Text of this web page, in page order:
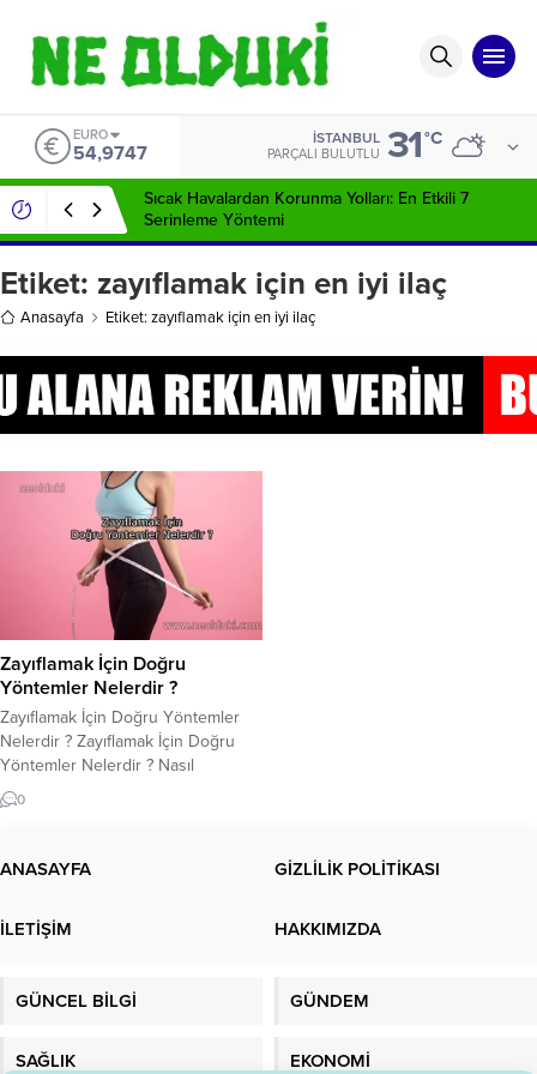
EURO
54,9747
İSTANBUL
PARÇALI BULUTLU 31°C
Sıcak Havalardan Korunma Yolları: En Etkili 7
Serinleme Yöntemi
Etiket: zayıflamak için en iyi ilaç
Anasayfa Etiket: zayıflamak için en iyi ilaç
Zayıflamak İçin Doğru
Yöntemler Nelerdir ?
Zayıflamak İçin Doğru Yöntemler
Nelerdir ? Zayıflamak İçin Doğru
Yöntemler Nelerdir ? Nasıl
zayıflarım ? En doğru ve sağlıklı
yöntem nasıldır? Kısa zamanda
şekilde kilo vermenin sırrı nedir ?
Ancak, kilo vermek ve zayıflamak
0
ANASAYFA GİZLİLİK POLİTİKASI
İLETİŞİM HAKKIMIZDA
GÜNCEL BİLGİ GÜNDEM
SAĞLIK EKONOMİ